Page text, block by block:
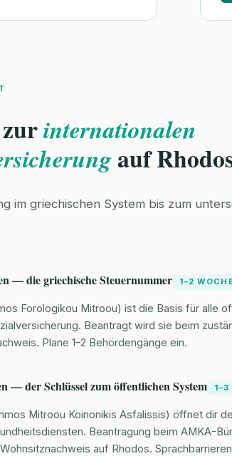
internationalen
auf
im griechischen System bis zum
— die griechische Steuernummer 1–2
Forologikou Mitroou) ist die Basis für alle
Beantragt wird sie beim
Plane 1–2 Behördengänge ein.
— der Schlüssel zum öffentlichen System 1–3
Mitroou Koinonikis Asfalissis) öffnet dir
Beantragung beim AMKA-
auf Rhodos.